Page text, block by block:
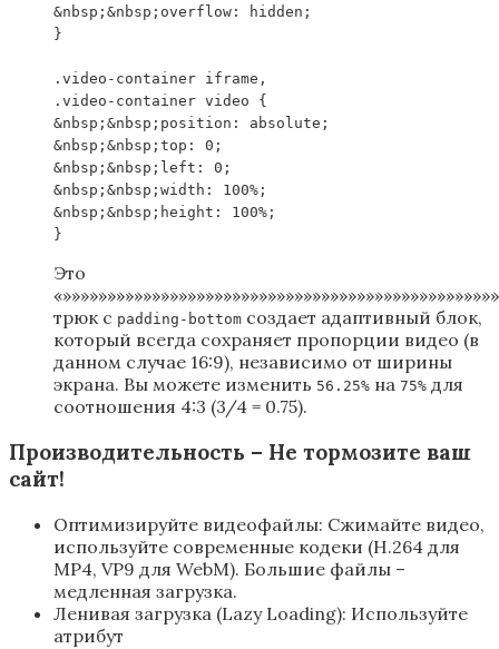
&nbsp;&nbsp;overflow: hidden;
}
.video-container iframe,
.video-container video {
&nbsp;&nbsp;position: absolute;
&nbsp;&nbsp;top: 0;
&nbsp;&nbsp;left: 0;
&nbsp;&nbsp;width: 100%;
&nbsp;&nbsp;height: 100%;
}
Это
трюк с padding-bottom создает адаптивный блок,
который всегда сохраняет пропорции видео (в
данном случае 16:9), независимо от ширины
экрана. Вы можете изменить 56.25% на 75% для
соотношения 4:3 (3/4 = 0.75).
Производительность – Не тормозите ваш
сайт!
Оптимизируйте видеофайлы: Сжимайте видео,
используйте современные кодеки (H.264 для
MP4, VP9 для WebM). Большие файлы –
медленная загрузка.
Ленивая загрузка (Lazy Loading): Используйте
атрибут